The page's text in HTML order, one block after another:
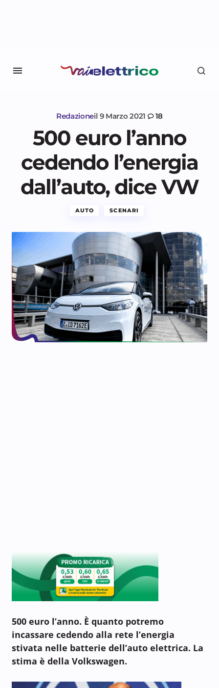
Redazioneil 9 Marzo 2021 18
500 euro l’anno
cedendo l’energia
dall’auto, dice VW
AUTO SCENARI
500 euro l’anno. È quanto potremo
incassare cedendo alla rete l’energia
stivata nelle batterie dell’auto elettrica. La
stima è della Volkswagen.